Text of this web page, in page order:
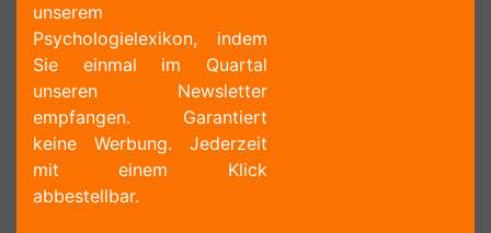
unserem
Psychologielexikon, indem
Sie einmal im Quartal
unseren Newsletter
empfangen. Garantiert
keine Werbung. Jederzeit
mit einem Klick
abbestellbar.